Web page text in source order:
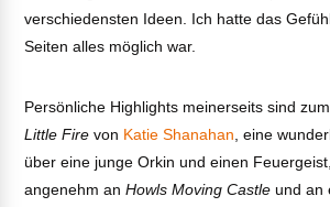
verschiedensten Ideen. Ich hatte das
Seiten alles möglich war.
Persönliche Highlights meinerseits sind
Little Fire von Katie Shanahan , eine
über eine junge Orkin und einen
angenehm anHowls Moving Castle und an